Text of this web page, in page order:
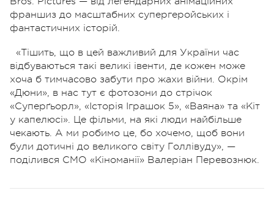
франшиз до масштабних супергеройських і
фантастичних історій.
«Тішить, що в цей важливий для України час
відбуваються такі великі івенти, де кожен може
хоча б тимчасово забути про жахи війни. Окрім
«Дюни», в нас тут є фотозони до стрічок
«Суперґьорл», «Історія Іграшок 5», «Ваяна» та «Кіт
у капелюсі». Це фільми, на які люди найбільше
чекають. А ми робимо це, бо хочемо, щоб вони
були дотичні до великого світу Голлівуду», —
поділився CMO «Кіноманії» Валеріан Перевознюк.